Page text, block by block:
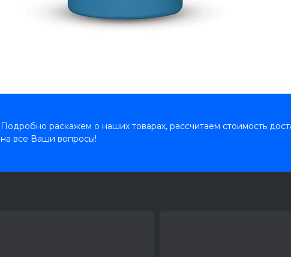
Подробно раскажем о наших товарах, рассчитаем стоимость
на все Ваши вопросы!